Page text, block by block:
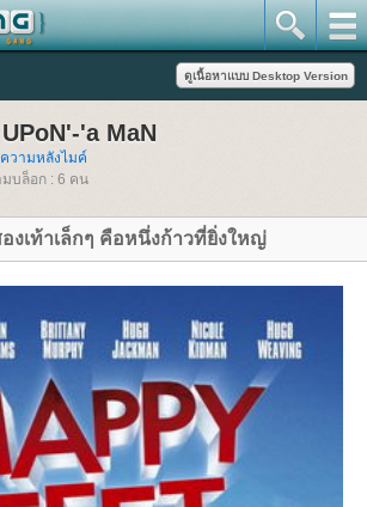
'a MaN
วามหลังไมค์
บล็อก : 6 คน
งเท้าเล็กๆ คือหนึ่งก้าวที่ยิ่งใหญ่